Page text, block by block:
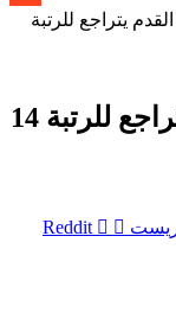
يتراجع للرتبة
المنتخب الوطني لكرة القدم يتراجع للرتبة 14